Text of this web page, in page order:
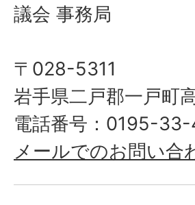
議会 事務局
〒028-5311
岩手県二戸郡一戸町
電話番号：0195-
メールでのお問い合